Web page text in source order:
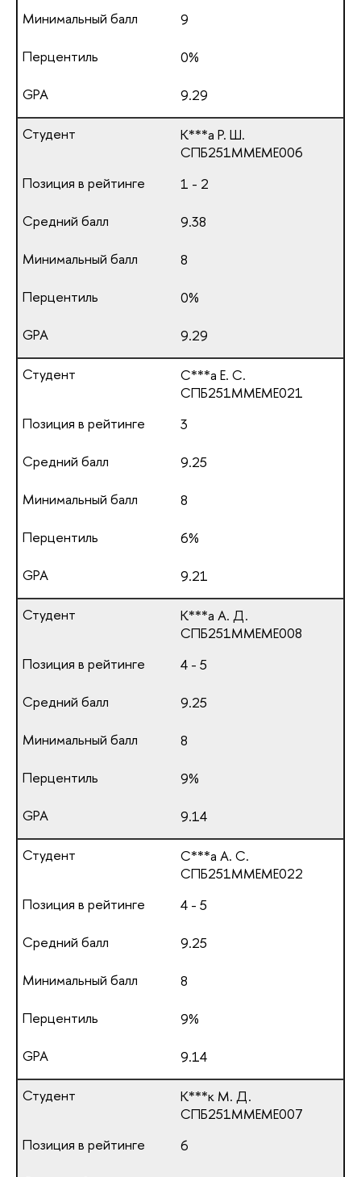
9
0%
9.29
К***а Р. Ш.
СПБ251ММЕМЕ006
1 - 2
9.38
8
0%
9.29
С***а Е. С.
СПБ251ММЕМЕ021
3
9.25
8
6%
9.21
К***а А. Д.
СПБ251ММЕМЕ008
4 - 5
9.25
8
9%
9.14
С***а А. С.
СПБ251ММЕМЕ022
4 - 5
9.25
8
9%
9.14
К***к М. Д.
СПБ251ММЕМЕ007
6